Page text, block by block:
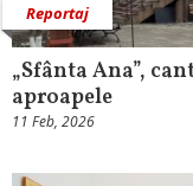
Reportaj
„Sfânta Ana”,
aproapele
11 Feb, 2026